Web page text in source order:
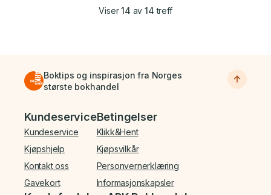
Viser14 av 14 treff
Boktips og inspirasjon fra Norges
største bokhandel
Bunnmeny
Kundeservice
Kundeservice
Kjøpshjelp
Kontakt oss
Gavekort
Betingelser
Klikk&Hent
Kjøpsvilkår
Personvernerklæring
Informasjonskapsler